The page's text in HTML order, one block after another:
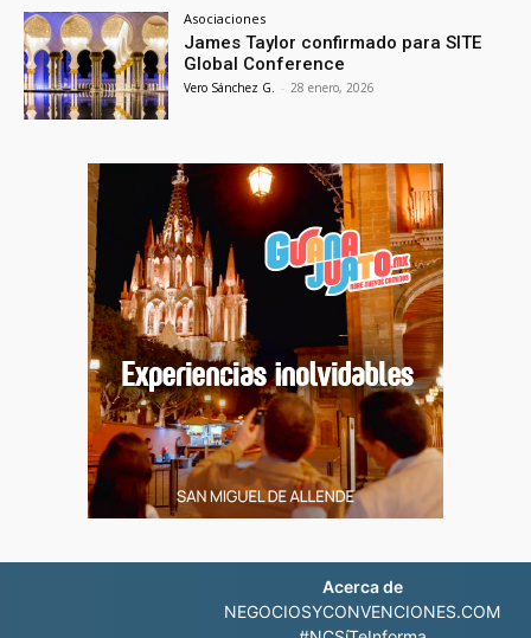
Asociaciones
James Taylor confirmado para SITE
Global Conference
Vero Sánchez G. - 28 enero, 2026
Acerca de
NEGOCIOSYCONVENCIONES.COM